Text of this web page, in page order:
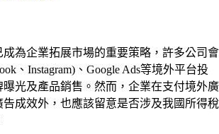
為企業拓展市場的重要策略，許多公司會
、Instagram)、Google Ads等境外平台投
光及產品銷售。然而，企業在支付境外廣
成效外，也應該留意是否涉及我國所得稅